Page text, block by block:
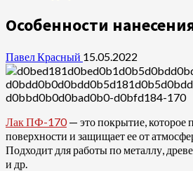
Особенности
Павел Красный 15.05.2022
Лак ПФ-170— это покрытие, которое
поверхности и защищает ее от
Подходит для работы по металлу,
и др.